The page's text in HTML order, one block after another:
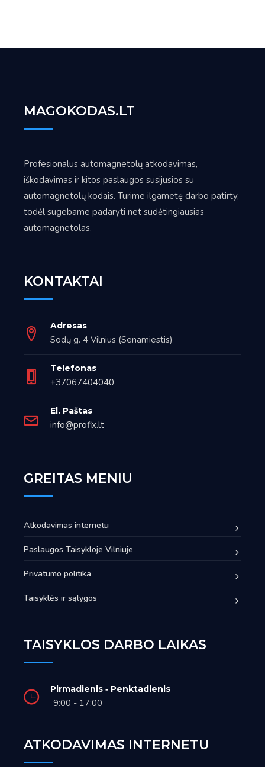
MAGOKODAS.LT
Profesionalus automagnetolų atkodavimas,
iškodavimas ir kitos paslaugos susijusios su
automagnetolų kodais. Turime ilgametę darbo patirty,
todėl sugebame padaryti net sudėtingiausias
automagnetolas.
KONTAKTAI
Adresas
Sodų g. 4 Vilnius (Senamiestis)
Telefonas
+37067404040
El. Paštas
info@profix.lt
GREITAS MENIU
Atkodavimas internetu
Paslaugos Taisykloje Vilniuje
Privatumo politika
Taisyklės ir sąlygos
TAISYKLOS DARBO LAIKAS
Pirmadienis ‑ Penktadienis
9:00 - 17:00
ATKODAVIMAS INTERNETU